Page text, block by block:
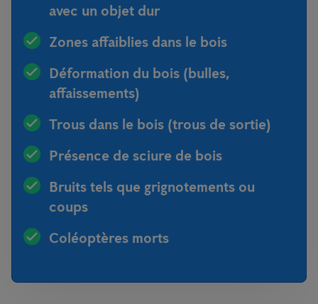
avec un objet dur
Zones affaiblies dans le bois
Déformation du bois (bulles,
affaissements)
Trous dans le bois (trous de sortie)
Présence de sciure de bois
Bruits tels que grignotements ou
coups
Coléoptères morts